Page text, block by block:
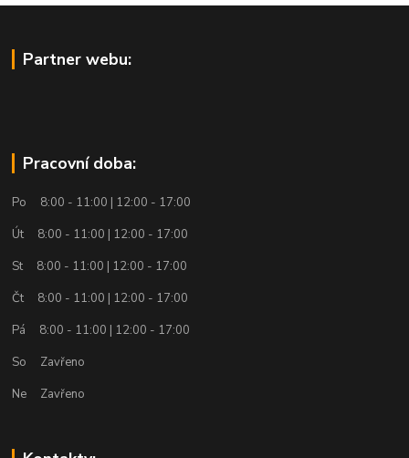
Partner webu:
Pracovní doba:
Po 8:00 - 11:00 | 12:00 - 17:00
Út 8:00 - 11:00 | 12:00 - 17:00
St 8:00 - 11:00 | 12:00 - 17:00
Čt 8:00 - 11:00 | 12:00 - 17:00
Pá 8:00 - 11:00 | 12:00 - 17:00
So Zavřeno
Ne Zavřeno